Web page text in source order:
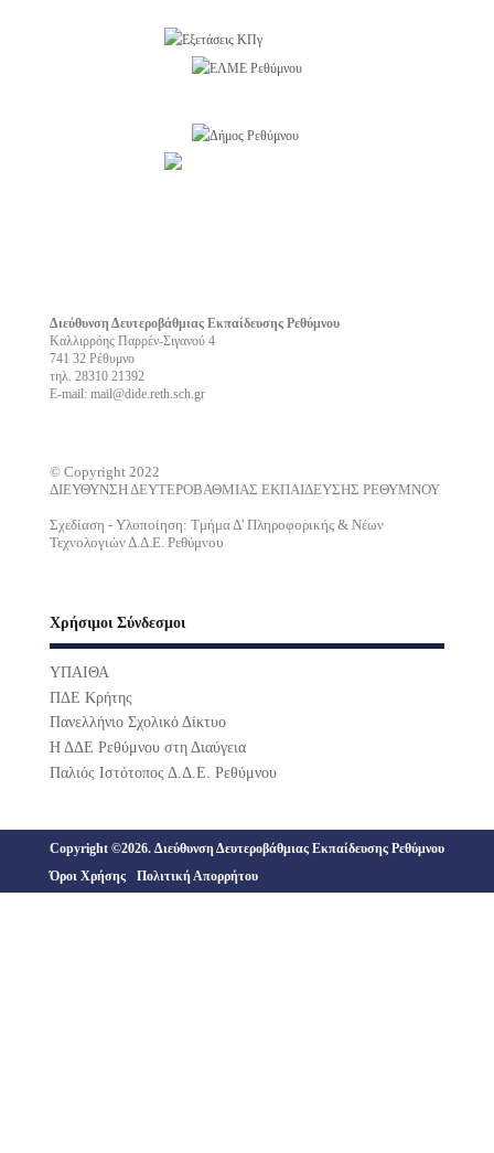
Διεύθυνση Δευτεροβάθμιας Εκπαίδευσης Ρεθύμνου
Καλλιρρόης Παρρέν-Σιγανού 4
741 32 Ρέθυμνο
τηλ. 28310 21392
E-mail: mail@dide.reth.sch.gr
© Copyright 2022
ΔΙΕΥΘΥΝΣΗ ΔΕΥΤΕΡΟΒΑΘΜΙΑΣ ΕΚΠΑΙΔΕΥΣΗΣ ΡΕΘΥΜΝΟΥ
Σχεδίαση - Υλοποίηση: Τμήμα Δ' Πληροφορικής & Νέων
Τεχνολογιών Δ.Δ.Ε. Ρεθύμνου
Χρήσιμοι Σύνδεσμοι
ΥΠΑΙΘΑ
ΠΔΕ Κρήτης
Πανελλήνιο Σχολικό Δίκτυο
Η ΔΔΕ Ρεθύμνου στη Διαύγεια
Παλιός Ιστότοπος Δ.Δ.Ε. Ρεθύμνου
Copyright ©2026. Διεύθυνση Δευτεροβάθμιας Εκπαίδευσης Ρεθύμνου
Όροι Χρήσης
Πολιτική Απορρήτου